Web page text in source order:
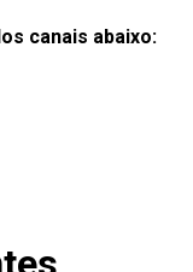
canais abaixo: